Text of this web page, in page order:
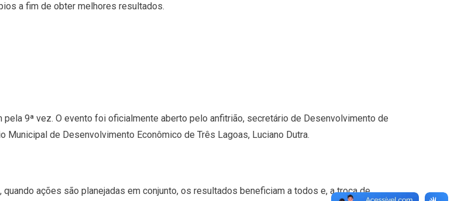
a fim de obter melhores resultados.
9ª vez. O evento foi oficialmente aberto pelo anfitrião, secretário de Desenvolvimento de
de Desenvolvimento Econômico de Três Lagoas, Luciano Dutra.
ações são planejadas em conjunto, os resultados beneficiam a todos e, a troca de